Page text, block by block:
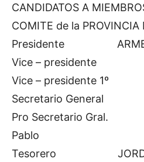
CANDIDATOS A
COMITE de la PROVINCIA
Presidente
Vice – presidente
Vice – presidente 1º
Secretario General
Pro Secretario Gral.
Pablo
Tesorero